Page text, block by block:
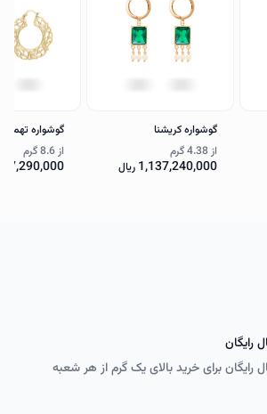
گوشواره کریشنا
از4.38 گرم
1,137,240,000 ریال
گوشواره تهمینه
از8.6 گرم
رایگان
رایگان برای خرید بالای یک گرم از هر شعبه